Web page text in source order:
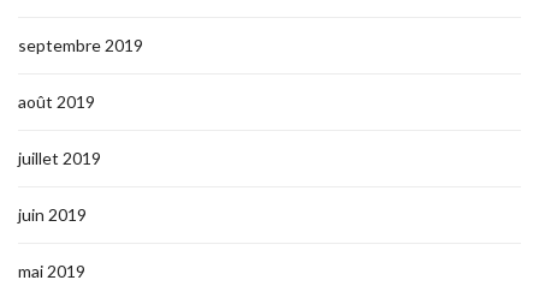
septembre 2019
août 2019
juillet 2019
juin 2019
mai 2019